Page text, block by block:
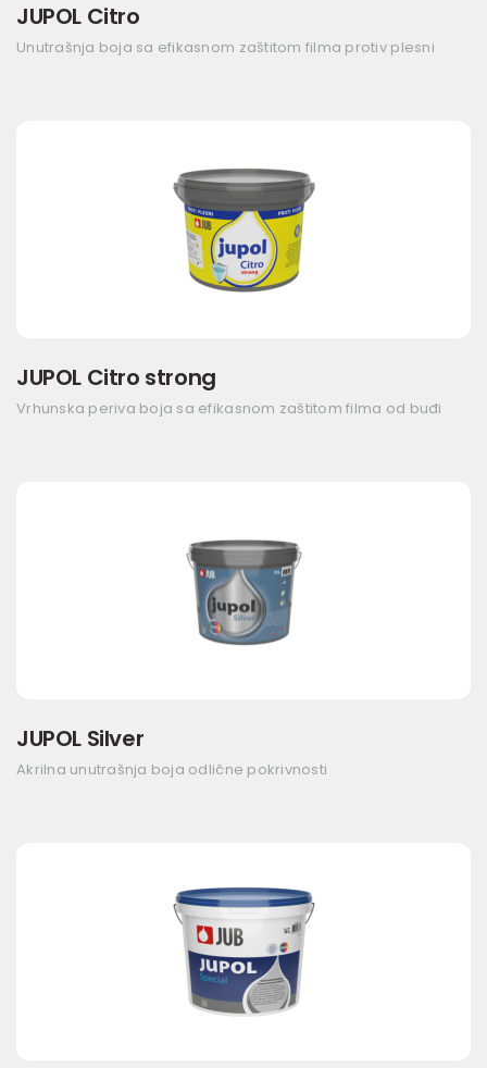
JUPOL Citro
Unutrašnja boja sa efikasnom zaštitom filma protiv plesni
JUPOL Citro strong
Vrhunska periva boja sa efikasnom zaštitom filma od buđi
JUPOL Silver
Akrilna unutrašnja boja odlične pokrivnosti